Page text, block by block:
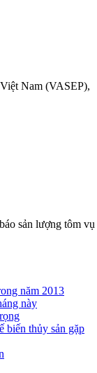
Nam (VASEP),
sản lượng tôm vụ
năm 2013
này
biến thủy sản gặp